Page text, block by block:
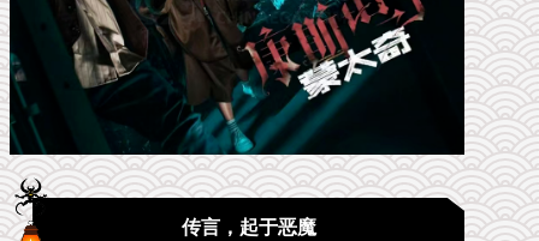
传言，起于恶魔